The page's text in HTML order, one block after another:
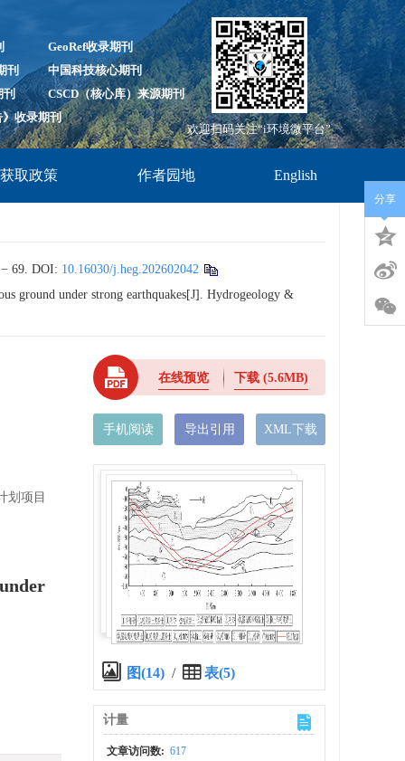
GeoRef收录期刊
刊
中国科技核心期刊
刊
CSCD（核心库）来源期刊
收录期刊
欢迎扫码关注“i环境微平台”
取政策 作者园地 English
69. DOI: 10.16030/j.heg.202602042
ground under strong earthquakes[J]. Hydrogeology &
划项目
在线预览 下载(5.6MB)
手机阅读 导出引用 XML下载
图(14) / 表(5)
计量
文章访问数: 617
分享